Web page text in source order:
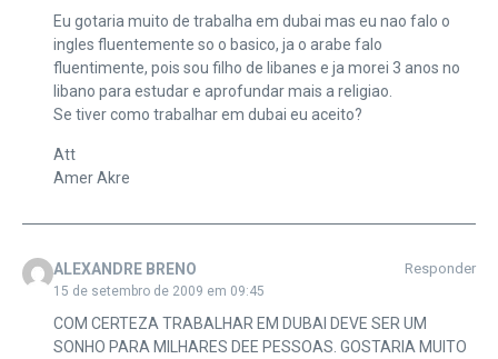
Eu gotaria muito de trabalha em dubai mas eu nao falo o
ingles fluentemente so o basico, ja o arabe falo
fluentimente, pois sou filho de libanes e ja morei 3 anos no
libano para estudar e aprofundar mais a religiao.
Se tiver como trabalhar em dubai eu aceito?
Att
Amer Akre
ALEXANDRE BRENO
15 de setembro de 2009 em 09:45
Responder
COM CERTEZA TRABALHAR EM DUBAI DEVE SER UM
SONHO PARA MILHARES DEE PESSOAS. GOSTARIA MUITO